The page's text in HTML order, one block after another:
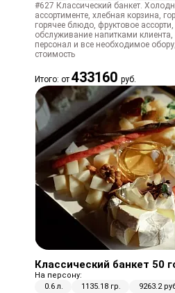
#627 Классический банкет.
ассортименте, хлебная корзина,
горячее блюдо, фруктовое
обслуживание напитками
персонал и все необходимое
стоимость
Итого: от 433160 руб.
Классический банкет 50
На персону:
0.6 л.
1135.18 гр. 9263.2